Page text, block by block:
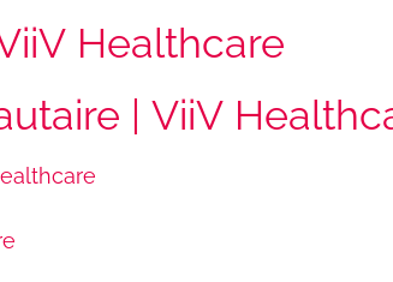
Healthcare
| ViiV